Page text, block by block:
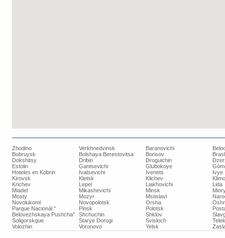
Zhodino Verkhnedvinsk Baranovichi
Bobruysk
Bolshaya Berestovitsa Borisov
Dokshitsy
Dribin Droguichin
Estolin
Gantsevichi Glubokoye
Hoteles en Kobrin
Ivatsevichi Ivenets
Ivye
Kirovsk
Kletsk Klichev
Krichev
Lepel Liakhovichi
Lida
Miadel
Mikashevichi Minsk
Mosty
Mozyr Mstislavl
Novolukoml
Novopolotsk Orsha
Parque Nacionàl "
Belovezhskaya Pushcha"
Pinsk Polotsk
Shchuchin
Shklov
Soligorskque
Starye Dorogi Svisloch
Volozhin
Voronovo Yelsk